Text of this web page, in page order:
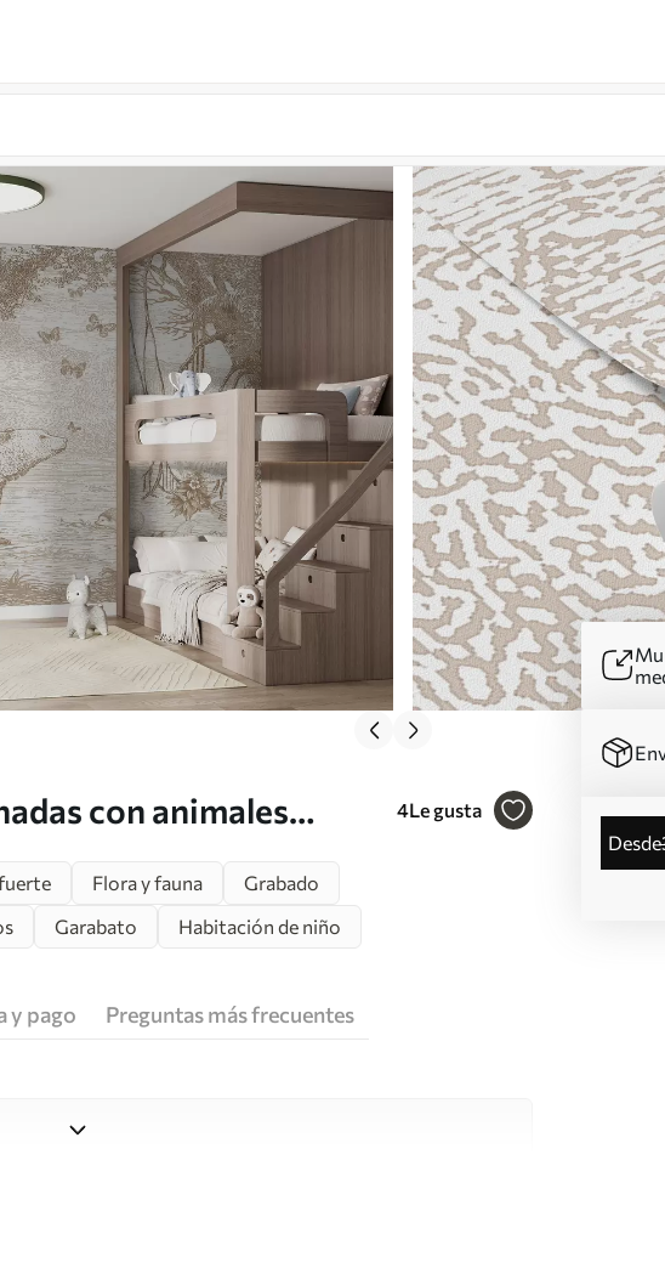
con animales
4Le gusta
desde
Flora y fauna
Grabado
Garabato Habitación de niño
y pago Preguntas más frecuentes